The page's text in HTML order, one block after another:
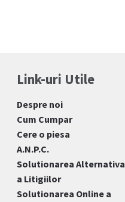
Link-uri Utile
Despre noi
Cum Cumpar
Cere o piesa
A.N.P.C.
Solutionarea Alternativa
a Litigiilor
Solutionarea Online a